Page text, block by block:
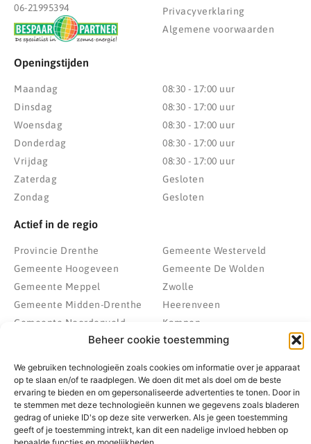
Beheer cookie toestemming
We gebruiken technologieën zoals cookies om informatie over je apparaat
op te slaan en/of te raadplegen. We doen dit met als doel om de beste
ervaring te bieden en om gepersonaliseerde advertenties te tonen. Door in
te stemmen met deze technologieën kunnen we gegevens zoals bladeren
gedrag of unieke ID's op deze site verwerken. Als je geen toestemming
geeft of je toestemming intrekt, kan dit een nadelige invloed hebben op
06-21995394
Privacyverklaring
Algemene voorwaarden
Openingstijden
Maandag
Dinsdag
Woensdag
Donderdag
Vrijdag
Zaterdag
Zondag
08:30 - 17:00 uur
08:30 - 17:00 uur
08:30 - 17:00 uur
08:30 - 17:00 uur
08:30 - 17:00 uur
Gesloten
Gesloten
Actief in de regio
Provincie Drenthe
Gemeente Hoogeveen
Gemeente Meppel
Gemeente Midden-Drenthe
Gemeente Noordenveld
Gemeente Noordoostpolder
Gemeente Weststellingwerf
Gemeente Westerveld
Gemeente De Wolden
Zwolle
Heerenveen
Kampen
Emmeloord
© 2022 - 2026 BespaarPartner | Alle rechten voorbehouden